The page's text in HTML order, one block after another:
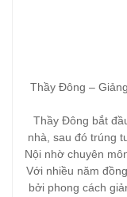
Thầy Đông –
Thầy Đông bắt
nhà, sau đó trúng
Nội nhờ chuyên
Với nhiều năm
bởi phong cách